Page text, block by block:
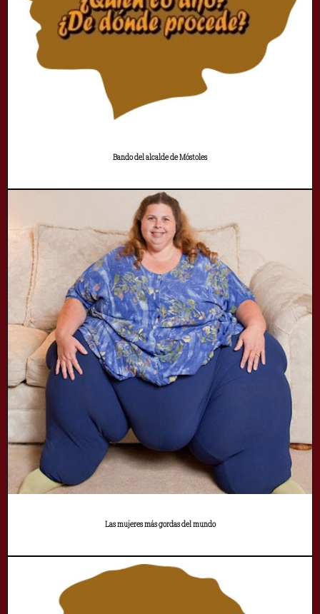
Bando del alcalde de Móstoles
Las mujeres más gordas del mundo